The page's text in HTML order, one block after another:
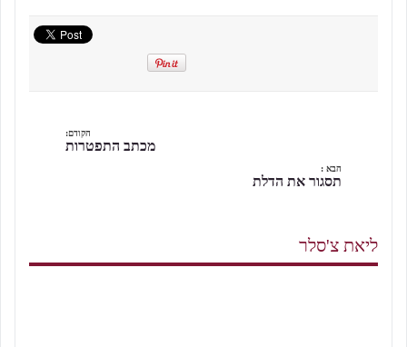
הקודם:
מכתב התפטרות
הבא :
תסגור את הדלת
ליאת צ'סלר